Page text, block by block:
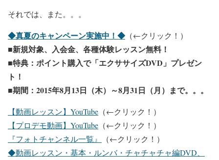
それでは、また。。。
◆真夏のキャンペーン実施中！◆ （←クリック！）
■新規対象、入会金、各種体験レッスン無料！
■特典：ポイント購入で「エクササイズDVD」プレゼン
ト！
■期間：2015年8月13日（木）～8月31日（月）まで。。。
【動画レッスン】YouTube （←クリック！）
【プロデモ動画】YouTube （←クリック！）
『フォトチャンネル一覧』
（←クリック！）
◆動画レッスン・基本・ルンバ・チャチャチャ編DVD、